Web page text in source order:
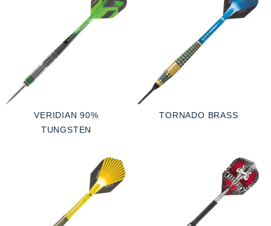
VERIDIAN 90%
TUNGSTEN
TORNADO BRASS